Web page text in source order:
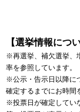
【選挙情報につ
※再選挙、補欠選挙、
率を参照しています。
※公示・告示日以降に
確定するまでにお時間
※投票日が確定してい